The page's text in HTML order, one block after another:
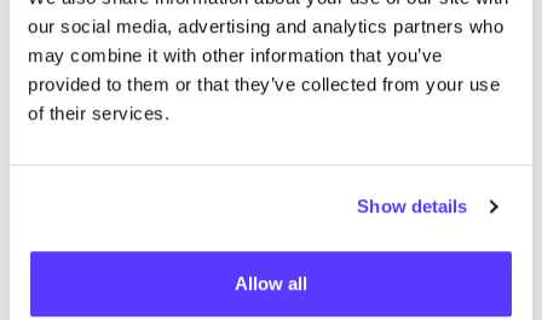
our social media, advertising and analytics partners who
may combine it with other information that you’ve
provided to them or that they’ve collected from your use
of their services.
Show details
Allow all
un buen pro­duc­to y quie­res empe­zar a ven­der?
Pero, ¿cómo se logra crear
una tar­de o un sába­do, Niki te expli­ca­rá cómo